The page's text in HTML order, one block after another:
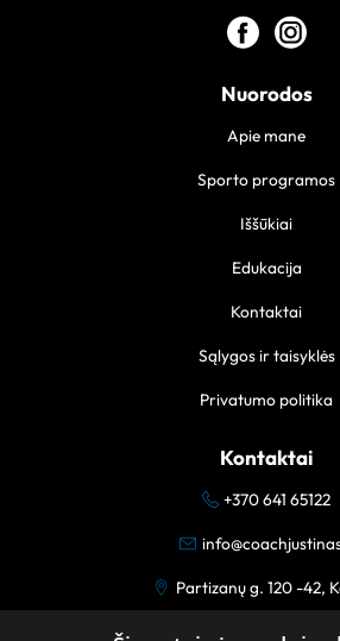
Nuorodos
Apie mane
Sporto programos
Iššūkiai
Edukacija
Kontaktai
Sąlygos ir taisyklės
Privatumo politika
Kontaktai
+370 641 65122
Partizanų g. 120 -42,